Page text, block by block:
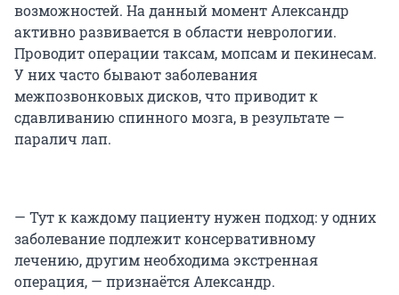
возможностей. На данный момент Александр
активно развивается в области неврологии.
Проводит операции таксам, мопсам и пекинесам.
У них часто бывают заболевания
межпозвонковых дисков, что приводит к
сдавливанию спинного мозга, в результате —
паралич лап.
— Тут к каждому пациенту нужен подход: у одних
заболевание подлежит консервативному
лечению, другим необходима экстренная
операция, — признаётся Александр.